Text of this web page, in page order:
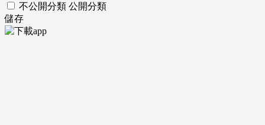
不公開分類 公開分類
儲存